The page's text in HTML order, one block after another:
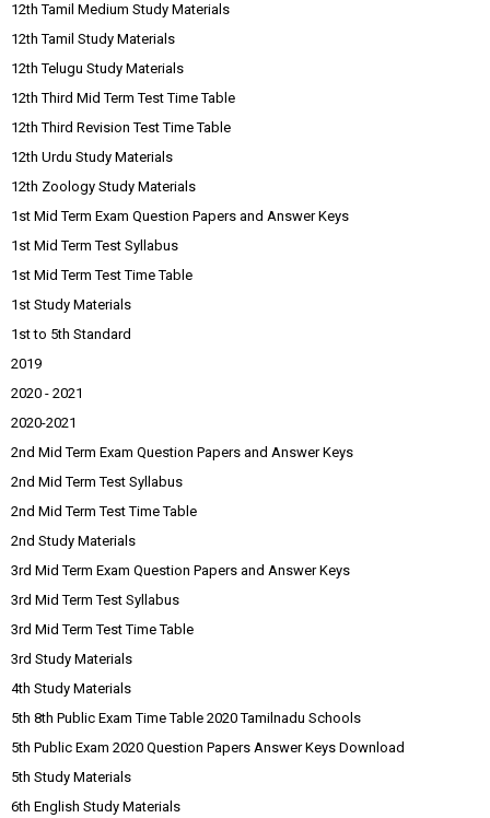
12th Tamil Medium Study Materials
12th Tamil Study Materials
12th Telugu Study Materials
12th Third Mid Term Test Time Table
12th Third Revision Test Time Table
12th Urdu Study Materials
12th Zoology Study Materials
1st Mid Term Exam Question Papers and Answer Keys
1st Mid Term Test Syllabus
1st Mid Term Test Time Table
1st Study Materials
1st to 5th Standard
2019
2020 - 2021
2020-2021
2nd Mid Term Exam Question Papers and Answer Keys
2nd Mid Term Test Syllabus
2nd Mid Term Test Time Table
2nd Study Materials
3rd Mid Term Exam Question Papers and Answer Keys
3rd Mid Term Test Syllabus
3rd Mid Term Test Time Table
3rd Study Materials
4th Study Materials
5th 8th Public Exam Time Table 2020 Tamilnadu Schools
5th Public Exam 2020 Question Papers Answer Keys Download
5th Study Materials
6th English Study Materials